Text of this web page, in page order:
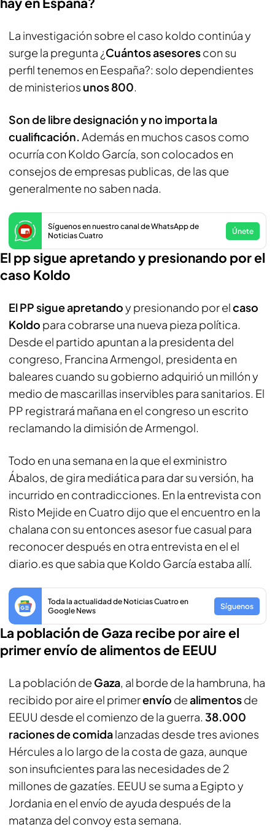
La investigación sobre el caso koldo continúa y
surge la pregunta ¿Cuántos asesorescon su
perfil tenemos en Eespaña?: solo dependientes
de ministerios unos 800.
Son de libre designación y no importa la
cualificación.Además en muchos casos como
ocurría con Koldo García, son colocados en
consejos de empresas publicas, de las que
generalmente no saben nada.
Síguenos en nuestro canal de WhatsApp de
Noticias Cuatro
Únete
El pp sigue apretando y presionando por el
caso Koldo
El PP sigue apretandoy presionando por elcaso
Koldo para cobrarse una nueva pieza política.
Desde el partido apuntan a la presidenta del
congreso, Francina Armengol, presidenta en
baleares cuando su gobierno adquirió un millón y
medio de mascarillas inservibles para sanitarios. El
PP registrará mañana en el congreso un escrito
reclamando la dimisión de Armengol.
Todo en una semana en la que el exministro
Ábalos, de gira mediática para dar su versión, ha
incurrido en contradicciones. En la entrevista con
Risto Mejide en Cuatro dijo que el encuentro en la
chalana con su entonces asesor fue casual para
reconocer después en otra entrevista en el el
diario.es que sabia que Koldo García estaba allí.
Toda la actualidad de Noticias Cuatro en
Google News
Síguenos
La población de Gaza recibe por aire el
primer envío de alimentos de EEUU
La población de Gaza, al borde de la hambruna, ha
recibido por aire el primerenvío dealimentosde
EEUU desde el comienzo de la guerra. 38.000
raciones de comidalanzadas desde tres aviones
Hércules a lo largo de la costa de gaza, aunque
son insuficientes para las necesidades de 2
millones de gazatíes. EEUU se suma a Egipto y
Jordania en el envío de ayuda después de la
matanza del convoy esta semana.